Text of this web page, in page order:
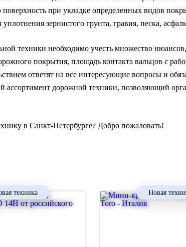
при укладке определенных видов
зернистого грунта, гравия, песка,
техники необходимо учесть множество
покрытия, площадь контакта вальцов с
ответят на все интересующие вопросы и
дорожной техники, позволяющий
в Санкт-Петербурге? Добро пожаловать!
техника Новая